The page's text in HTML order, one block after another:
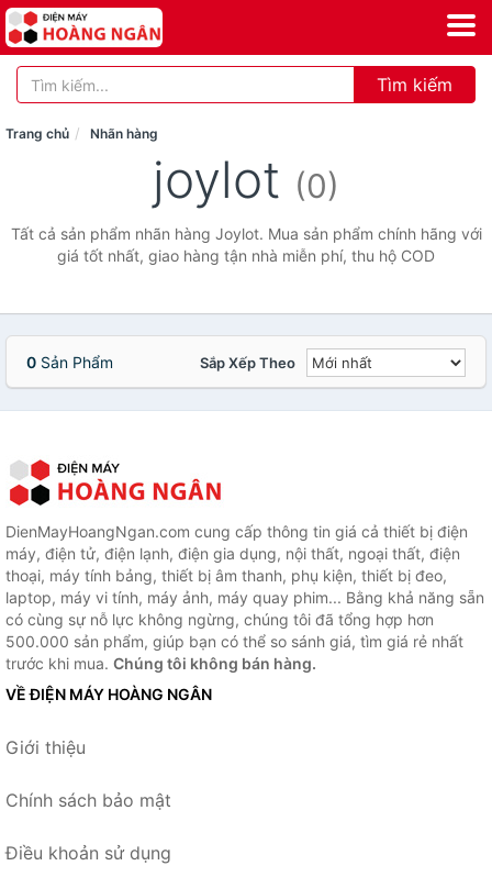
Tìm kiếm
Trang chủ Nhãn hàng
joylot (0)
Tất cả sản phẩm nhãn hàng Joylot. Mua sản phẩm chính hãng với
giá tốt nhất, giao hàng tận nhà miễn phí, thu hộ COD
0 Sản Phẩm Sắp Xếp Theo
DienMayHoangNgan.com cung cấp thông tin giá cả thiết bị điện
máy, điện tử, điện lạnh, điện gia dụng, nội thất, ngoại thất, điện
thoại, máy tính bảng, thiết bị âm thanh, phụ kiện, thiết bị đeo,
laptop, máy vi tính, máy ảnh, máy quay phim... Bằng khả năng sẵn
có cùng sự nỗ lực không ngừng, chúng tôi đã tổng hợp hơn
500.000 sản phẩm, giúp bạn có thể so sánh giá, tìm giá rẻ nhất
trước khi mua. Chúng tôi không bán hàng.
VỀ ĐIỆN MÁY HOÀNG NGÂN
Giới thiệu
Chính sách bảo mật
Điều khoản sử dụng